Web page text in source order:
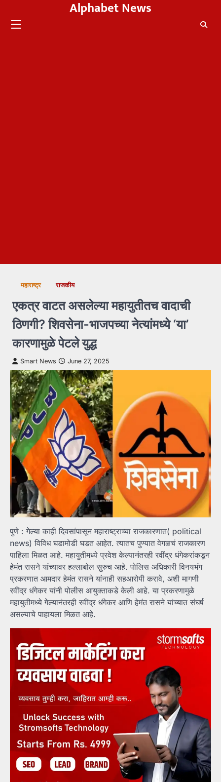
content
Alphabet News
महाराष्ट्र राजकीय
एकत्र वाटत असलेल्या महायुतीतच वादाची
ठिणगी? शिवसेना-भाजपच्या नेत्यांमध्ये ‘या’
कारणामुळे पेटले युद्ध
Smart News June 27, 2025
पुणे : गेल्या काही दिवसांपासून महाराष्ट्राच्या राजकारणात( political
news) विविध घडामोडी घडत आहेत. त्यातच पुण्यात वेगळचं राजकारण
पाहिला मिळत आहे. महायुतीमध्ये प्रवेश केल्यानंतरही रवींद्र धंगेकरांकडून
हेमंत रासने यांच्यावर हल्लाबोल सुरुच आहे. पोलिस अधिकारी विनयभंग
प्रकरणात आमदार हेमंत रासने यांनाही सहआरोपी करावे, अशी मागणी
रवींद्र धंगेकर यांनी पोलीस आयुक्ताकडे केली आहे. या प्रकरणामुळे
महायुतीमध्ये गेल्यानंतरही रवींद्र धंगेकर आणि हेमंत रासने यांच्यात संघर्ष
असल्याचे पाहायला मिळत आहे.